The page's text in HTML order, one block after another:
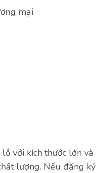
mại
với kích thước lớn
lượng. Nếu đăng